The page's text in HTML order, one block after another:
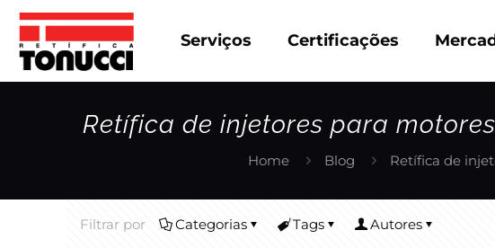
Serviços Certificações
Retífica de injetores para
Home Blog Retífica de
Filtrar por Categorias Tags Autores